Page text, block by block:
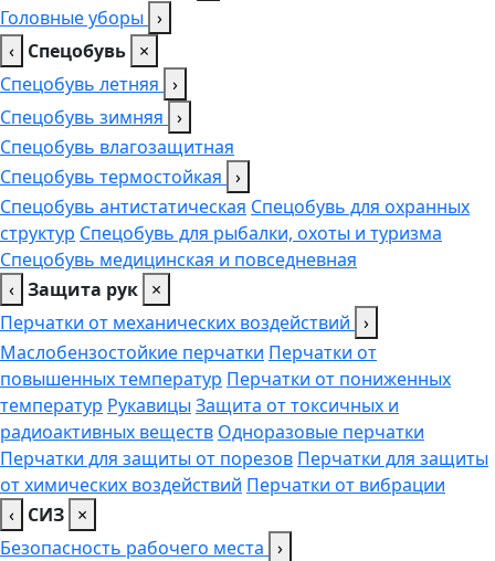
Головные уборы ›
‹ Спецобувь ×
Спецобувь летняя ›
Спецобувь зимняя ›
Спецобувь влагозащитная
Спецобувь термостойкая ›
Спецобувь антистатическая Спецобувь для охранных
структур Спецобувь для рыбалки, охоты и туризма
Спецобувь медицинская и повседневная
‹ Защита рук ×
Перчатки от механических воздействий ›
Маслобензостойкие перчатки Перчатки от
повышенных температур Перчатки от пониженных
температур Рукавицы Защита от токсичных и
радиоактивных веществ Одноразовые перчатки
Перчатки для защиты от порезов Перчатки для защиты
от химических воздействий Перчатки от вибрации
‹ СИЗ ×
Безопасность рабочего места ›